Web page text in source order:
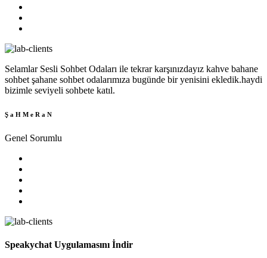
Selamlar Sesli Sohbet Odaları ile tekrar karşınızdayız kahve bahane
sohbet şahane sohbet odalarımıza bugünde bir yenisini ekledik.haydi
bizimle seviyeli sohbete katıl.
Ş a H M e R a N
Genel Sorumlu
Speakychat Uygulamasını İndir